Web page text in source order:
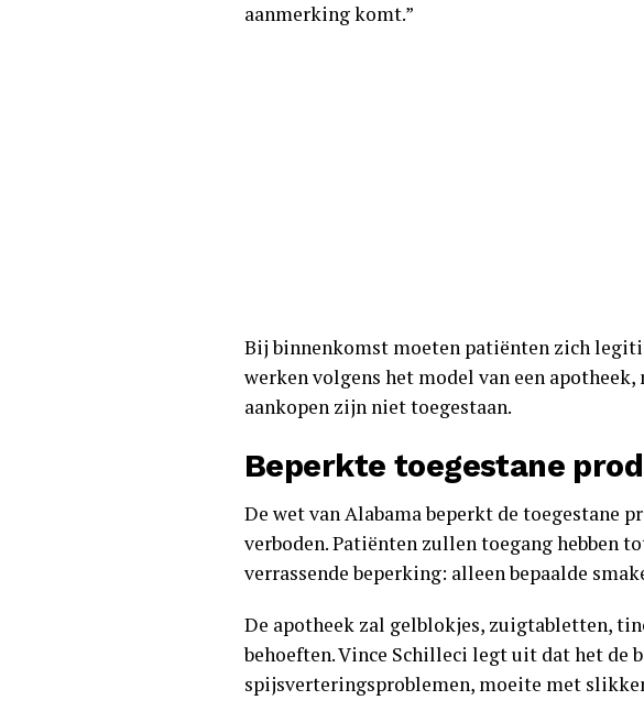
aanmerking komt.”
Bij binnenkomst moeten patiënten zich
werken volgens het model van een
aankopen zijn niet toegestaan.
Beperkte toegestane
De wet van Alabama beperkt de toegestane
verboden. Patiënten zullen toegang hebben
verrassende beperking: alleen bepaalde
De apotheek zal gelblokjes, zuigtabletten,
behoeften. Vince Schilleci legt uit dat het de
spijsverteringsproblemen, moeite met